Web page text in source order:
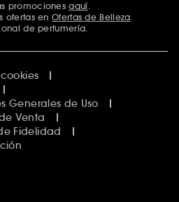
promocionesaquí.
ofertas en Ofertas de Belleza.
de perfumería.
Generales de Uso
Venta
Fidelidad